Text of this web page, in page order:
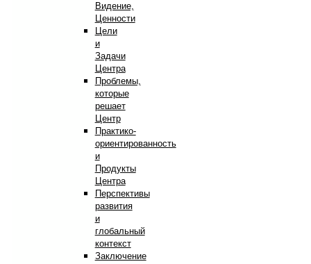
Видение,
Ценности
Цели
и
Задачи
Центра
Проблемы,
которые
решает
Центр
Практико-
ориентированность
и
Продукты
Центра
Перспективы
развития
и
глобальный
контекст
Заключение